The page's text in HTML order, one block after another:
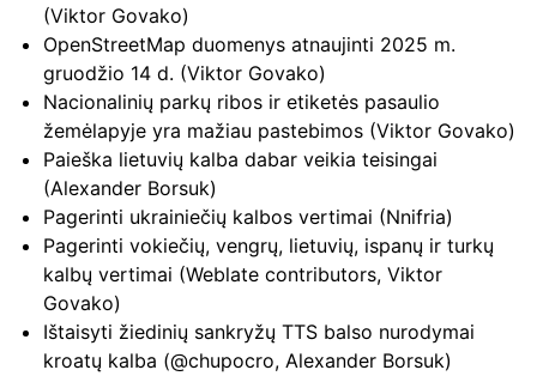
(Viktor Govako)
OpenStreetMap duomenys atnaujinti 2025 m.
gruodžio 14 d. (Viktor Govako)
Nacionalinių parkų ribos ir etiketės pasaulio
žemėlapyje yra mažiau pastebimos (Viktor Govako)
Paieška lietuvių kalba dabar veikia teisingai
(Alexander Borsuk)
Pagerinti ukrainiečių kalbos vertimai (Nnifria)
Pagerinti vokiečių, vengrų, lietuvių, ispanų ir turkų
kalbų vertimai (Weblate contributors, Viktor
Govako)
Ištaisyti žiedinių sankryžų TTS balso nurodymai
kroatų kalba (@chupocro, Alexander Borsuk)